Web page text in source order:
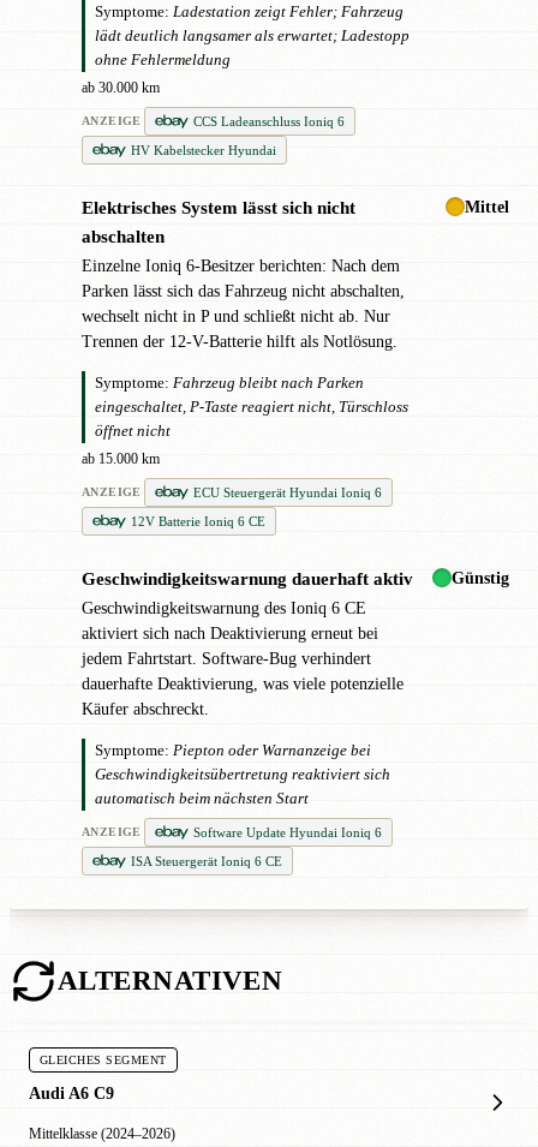
Symptome: Ladestation zeigt Fehler; Fahrzeug
lädt deutlich langsamer als erwartet; Ladestopp
ohne Fehlermeldung
ab 30.000 km
ANZEIGE
CCS Ladeanschluss Ioniq 6
HV Kabelstecker Hyundai
Elektrisches System lässt sich nicht
abschalten
Einzelne Ioniq 6-Besitzer berichten: Nach dem
Parken lässt sich das Fahrzeug nicht abschalten,
wechselt nicht in P und schließt nicht ab. Nur
Trennen der 12-V-Batterie hilft als Notlösung.
Symptome: Fahrzeug bleibt nach Parken
eingeschaltet, P-Taste reagiert nicht, Türschloss
öffnet nicht
ab 15.000 km
ANZEIGE
ECU Steuergerät Hyundai Ioniq 6
12V Batterie Ioniq 6 CE
Mittel
Geschwindigkeitswarnung dauerhaft aktiv
Geschwindigkeitswarnung des Ioniq 6 CE
aktiviert sich nach Deaktivierung erneut bei
jedem Fahrtstart. Software-Bug verhindert
dauerhafte Deaktivierung, was viele potenzielle
Käufer abschreckt.
Symptome: Piepton oder Warnanzeige bei
Geschwindigkeitsübertretung reaktiviert sich
automatisch beim nächsten Start
ANZEIGE
Software Update Hyundai Ioniq 6
ISA Steuergerät Ioniq 6 CE
Günstig
ALTERNATIVEN
GLEICHES SEGMENT
Audi A6 C9
Mittelklasse (2024–2026)